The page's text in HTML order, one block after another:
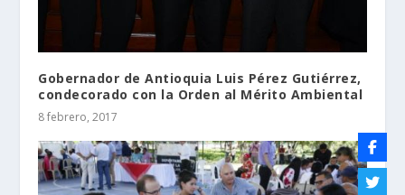
Gobernador de Antioquia Luis Pérez Gutiérrez,
condecorado con la Orden al Mérito Ambiental
8 febrero, 2017